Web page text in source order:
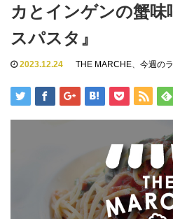
カとインゲンの蟹味
スパスタ』
2023.12.24 THE MARCHE、 今週の